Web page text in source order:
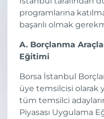
programlarına
başarılı olmak
A. Borçlanma
Eğitimi
Borsa İstanbul
üye temsilcisi
tüm temsilci
Piyasası Uygulama